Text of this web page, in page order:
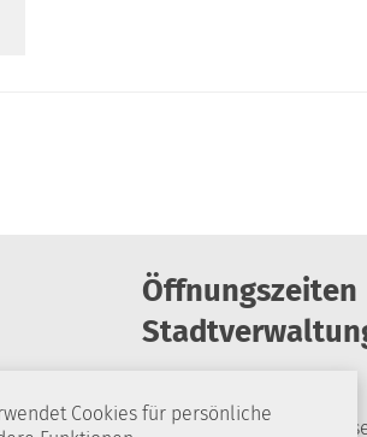
Cookies für persönliche
Öffnungszeiten
Montag